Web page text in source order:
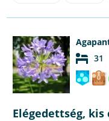
31
Elégedettség, kis